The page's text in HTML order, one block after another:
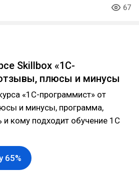
67
Skillbox «1С-
плюсы и минусы
«1С-программист» от
и минусы, программа,
и кому подходит обучение 1С
65%